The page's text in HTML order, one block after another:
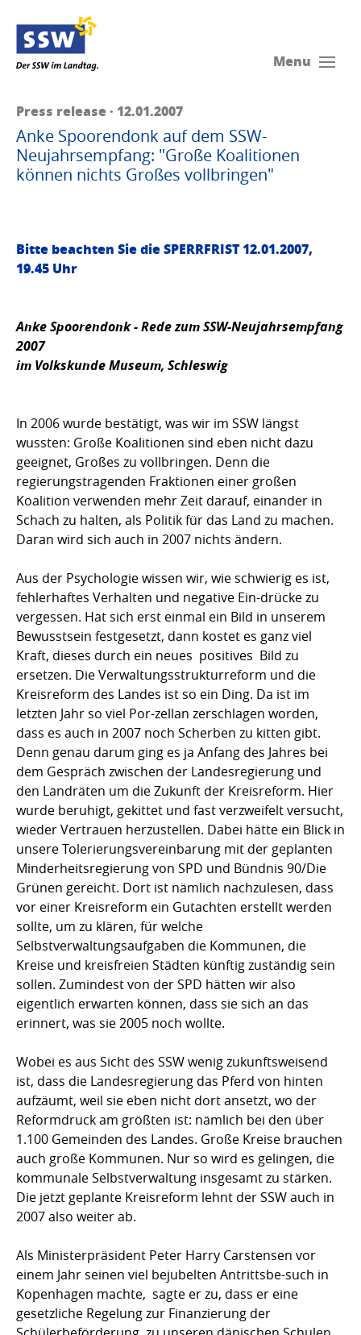
Menu
Press release · 12.01.2007
Anke Spoorendonk auf dem SSW-
Neujahrsempfang: "Große Koalitionen
können nichts Großes vollbringen"
Bitte beachten Sie die SPERRFRIST 12.01.2007,
19.45 Uhr
Anke Spoorendonk - Rede zum SSW-Neujahrsempfang
2007
im Volkskunde Museum, Schleswig
In 2006 wurde bestätigt, was wir im SSW längst
wussten: Große Koalitionen sind eben nicht dazu
geeignet, Großes zu vollbringen. Denn die
regierungstragenden Fraktionen einer großen
Koalition verwenden mehr Zeit darauf, einander in
Schach zu halten, als Politik für das Land zu machen.
Daran wird sich auch in 2007 nichts ändern.
Aus der Psychologie wissen wir, wie schwierig es ist,
fehlerhaftes Verhalten und negative Ein-drücke zu
vergessen. Hat sich erst einmal ein Bild in unserem
Bewusstsein festgesetzt, dann kostet es ganz viel
Kraft, dieses durch ein neues  positives  Bild zu
ersetzen. Die Verwaltungsstrukturreform und die
Kreisreform des Landes ist so ein Ding. Da ist im
letzten Jahr so viel Por-zellan zerschlagen worden,
dass es auch in 2007 noch Scherben zu kitten gibt.
Denn genau darum ging es ja Anfang des Jahres bei
dem Gespräch zwischen der Landesregierung und
den Landräten um die Zukunft der Kreisreform. Hier
wurde beruhigt, gekittet und fast verzweifelt versucht,
wieder Vertrauen herzustellen. Dabei hätte ein Blick in
unsere Tolerierungsvereinbarung mit der geplanten
Minderheitsregierung von SPD und Bündnis 90/Die
Grünen gereicht. Dort ist nämlich nachzulesen, dass
vor einer Kreisreform ein Gutachten erstellt werden
sollte, um zu klären, für welche
Selbstverwaltungsaufgaben die Kommunen, die
Kreise und kreisfreien Städten künftig zuständig sein
sollen. Zumindest von der SPD hätten wir also
eigentlich erwarten können, dass sie sich an das
erinnert, was sie 2005 noch wollte.
Wobei es aus Sicht des SSW wenig zukunftsweisend
ist, dass die Landesregierung das Pferd von hinten
aufzäumt, weil sie eben nicht dort ansetzt, wo der
Reformdruck am größten ist: nämlich bei den über
1.100 Gemeinden des Landes. Große Kreise brauchen
auch große Kommunen. Nur so wird es gelingen, die
kommunale Selbstverwaltung insgesamt zu stärken.
Die jetzt geplante Kreisreform lehnt der SSW auch in
2007 also weiter ab.
Als Ministerpräsident Peter Harry Carstensen vor
einem Jahr seinen viel bejubelten Antrittsbe-such in
Kopenhagen machte, sagte er zu, dass er eine
gesetzliche Regelung zur Finanzierung der